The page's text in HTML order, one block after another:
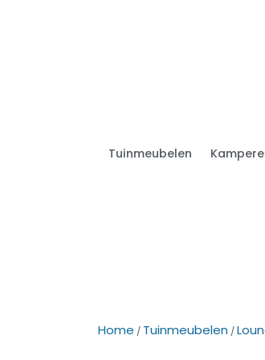
Tuinmeubelen
Home / Tuinmeubelen /